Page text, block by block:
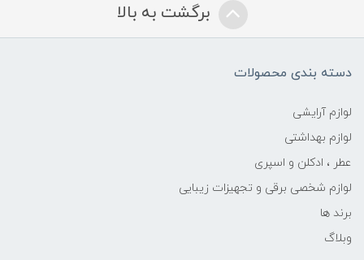
برگشت به بالا
دسته بندی محصولات
لوازم آرایشی
لوازم بهداشتی
عطر ، ادکلن و اسپری
لوازم شخصی برقی و تجهیزات زیبایی
برند ها
وبلاگ